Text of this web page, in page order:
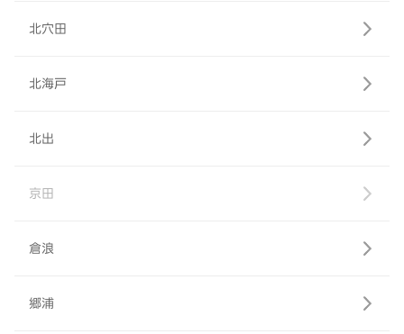
北穴田
北海戸
北出
京田
倉浪
郷浦